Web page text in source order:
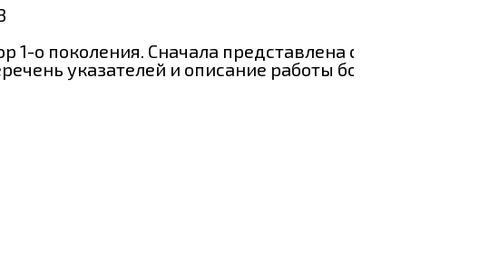
о поколения. Сначала представлена схема
указателей и описание работы бортового